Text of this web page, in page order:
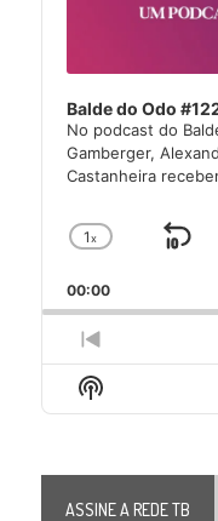
Balde do Odo
No podcast do
Gamberger,
Castanheira
Change
Rate
1x
00:00
Previous
Episode
Show
Podcast
ASSINE A REDE TB